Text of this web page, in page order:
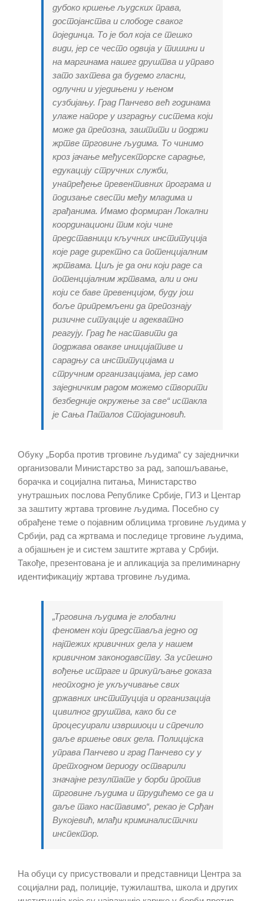
дубоко кршење људских права,
достојанства и слободе сваког
појединца. То је бол која се тешко
види, јер се често одвија у тишини и
на маргинама нашег друштва и управо
зато захтева да будемо гласни,
одлучни и уједињени у њеном
сузбијању. Град Панчево већ годинама
улаже напоре у изградњу система који
може да препозна, заштити и подржи
жртве трговине људима. То чинимо
кроз јачање међусекторске сарадње,
едукацију стручних служби,
унапређење превентивних програма и
подизање свести међу младима и
грађанима. Имамо формиран Локални
координациони тим који чине
представници кључних институција
које раде директно са потенцијалним
жртвама. Циљ је да они који раде са
потенцијалним жртвама, али и они
који се баве превенцијом, буду још
боље припремљени да препознају
ризичне ситуације и адекватно
реагују. Град ће наставити да
подржава овакве иницијативе и
сарадњу са институцијама и
стручним организацијама, јер само
заједничким радом можемо створити
безбедније окружење за све“ истакла
је Сања Паталов Стојадиновић.
Обуку „Борба против трговине људима“ су заједнички
организовали Министарство за рад, запошљавање,
борачка и социјална питања, Министарство
унутрашњих послова Републике Србије, ГИЗ и Центар
за заштиту жртава трговине људима. Посебно су
обрађене теме о појавним облицима трговине људима у
Србији, рад са жртвама и последице трговине људима,
а објашњен је и систем заштите жртава у Србији.
Такође, презентована је и апликација за прелиминарну
идентификацију жртава трговине људима.
„Трговина људима је глобални
феномен који представља једно од
најтежих кривичних дела у нашем
кривичном законодавству. За успешно
вођење истраге и прикупљање доказа
неопходно је укључивање свих
државних институција и организација
цивилног друштва, како би се
процесуирали извршиоци и спречило
даље вршење ових дела. Полицијска
управа Панчево и град Панчево су у
претходном периоду остварили
значајне резултате у борби против
трговине људима и трудићемо се да и
даље тако наставимо“, рекао је Срђан
Вукојевић, млађи криминалистички
инспектор.
На обуци су присуствовали и представници Центра за
социјални рад, полиције, тужилаштва, школа и других